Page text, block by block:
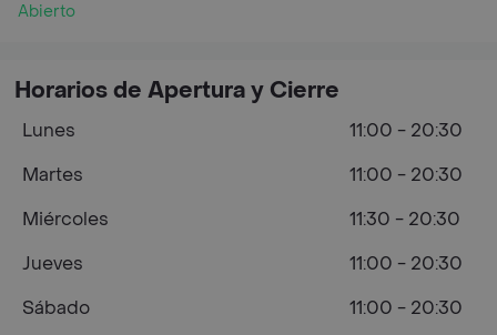
Abierto
Horarios de Apertura y Cierre
Lunes
11:00 - 20:30
Martes
11:00 - 20:30
Miércoles
11:30 - 20:30
Jueves
11:00 - 20:30
Sábado
11:00 - 20:30